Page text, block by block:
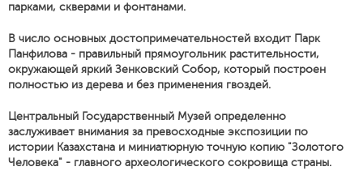
парками, скверами и фонтанами.
В число основных достопримечательностей входит Парк
Панфилова - правильный прямоугольник растительности,
окружающей яркий Зенковский Собор, который построен
полностью из дерева и без применения гвоздей.
Центральный Государственный Музей определенно
заслуживает внимания за превосходные экспозиции по
истории Казахстана и миниатюрную точную копию "Золотого
Человека" - главного археологического сокровища страны.